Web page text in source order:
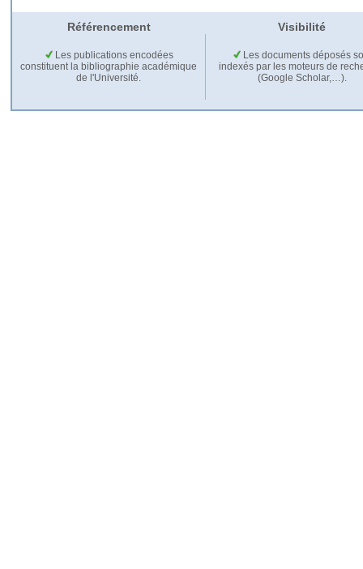
Référencement Visibilité
Les publications encodées
constituent la bibliographie académique
de l'Université.
Les documents déposés
indexés par les moteurs de
(Google Scholar,…).